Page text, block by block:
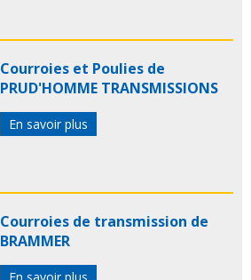
Courroies et Poulies de
PRUD'HOMME TRANSMISSIONS
En savoir plus
Courroies de transmission de
BRAMMER